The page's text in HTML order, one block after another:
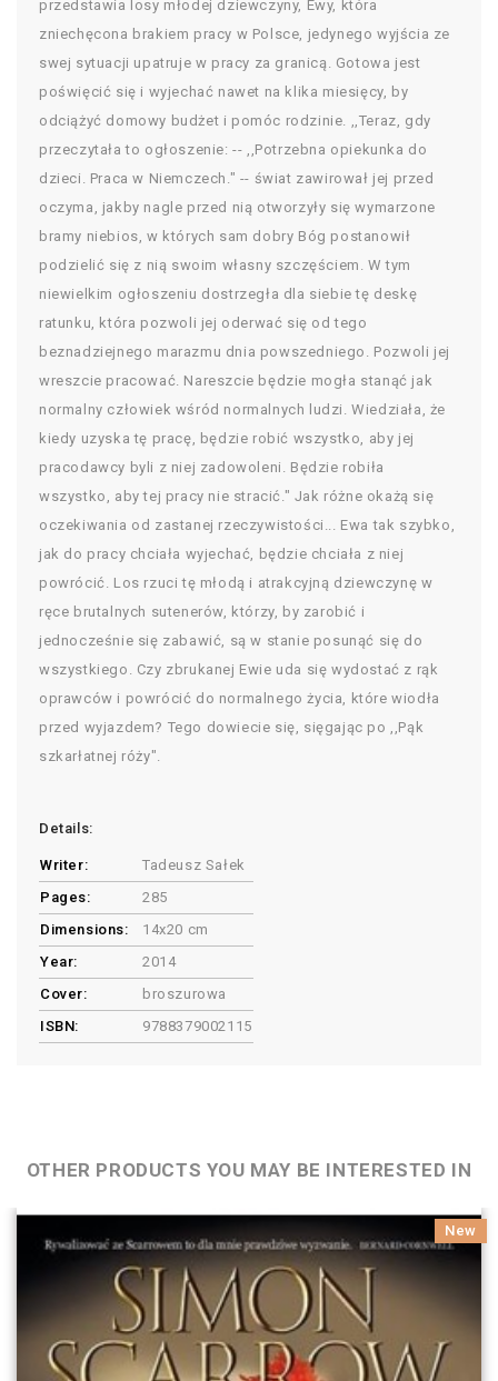
przedstawia losy młodej dziewczyny, Ewy, która
zniechęcona brakiem pracy w Polsce, jedynego wyjścia ze
swej sytuacji upatruje w pracy za granicą. Gotowa jest
poświęcić się i wyjechać nawet na klika miesięcy, by
odciążyć domowy budżet i pomóc rodzinie. ,,Teraz, gdy
przeczytała to ogłoszenie: -- ,,Potrzebna opiekunka do
dzieci. Praca w Niemczech." -- świat zawirował jej przed
oczyma, jakby nagle przed nią otworzyły się wymarzone
bramy niebios, w których sam dobry Bóg postanowił
podzielić się z nią swoim własny szczęściem. W tym
niewielkim ogłoszeniu dostrzegła dla siebie tę deskę
ratunku, która pozwoli jej oderwać się od tego
beznadziejnego marazmu dnia powszedniego. Pozwoli jej
wreszcie pracować. Nareszcie będzie mogła stanąć jak
normalny człowiek wśród normalnych ludzi. Wiedziała, że
kiedy uzyska tę pracę, będzie robić wszystko, aby jej
pracodawcy byli z niej zadowoleni. Będzie robiła
wszystko, aby tej pracy nie stracić." Jak różne okażą się
oczekiwania od zastanej rzeczywistości... Ewa tak szybko,
jak do pracy chciała wyjechać, będzie chciała z niej
powrócić. Los rzuci tę młodą i atrakcyjną dziewczynę w
ręce brutalnych sutenerów, którzy, by zarobić i
jednocześnie się zabawić, są w stanie posunąć się do
wszystkiego. Czy zbrukanej Ewie uda się wydostać z rąk
oprawców i powrócić do normalnego życia, które wiodła
przed wyjazdem? Tego dowiecie się, sięgając po ,,Pąk
szkarłatnej róży".
Details:
Writer:
Tadeusz Sałek
Pages:
285
Dimensions:
14x20 cm
Year:
2014
Cover:
broszurowa
ISBN:
9788379002115
OTHER PRODUCTS YOU MAY BE INTERESTED IN
New